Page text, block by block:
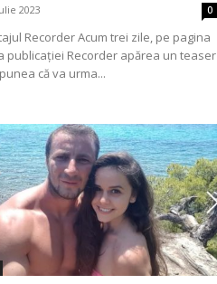
2023 0
Acum trei zile, pe pagina
publicației Recorder apărea un teaser
că va urma...